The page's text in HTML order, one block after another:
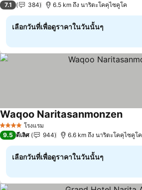
7.1 384 6.5 km ถึง นาริตะโคคุไซคูโค
เลือกวันที่เพื่อดูราคาในวันนั้นๆ
4 ดาว โรงแรม
Waqoo Naritasanmonzenดูราคา
9.5 ดีเลิศ 944 6.6 km ถึง นาริตะโคคุไซคูโค
เลือกวันที่เพื่อดูราคาในวันนั้นๆ